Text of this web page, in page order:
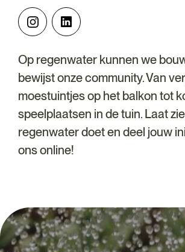
Op regenwater kunnen we
bewijst onze community. Van
moestuintjes op het balkon tot
speelplaatsen in de tuin. Laat
regenwater doet en deel jouw
ons online!